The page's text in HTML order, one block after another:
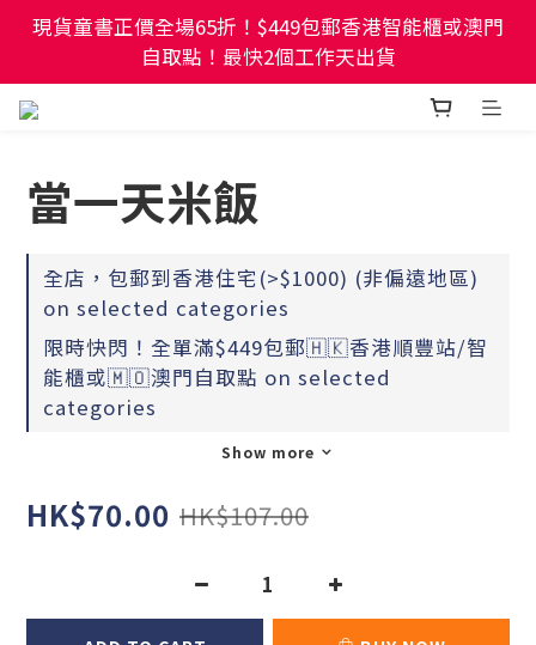
現貨童書正價全場65折！$449包郵香港智能櫃或澳門
自取點！最快2個工作天出貨
現貨童書正價全場65折！$449包郵香港智能櫃或澳門
自取點！最快2個工作天出貨
幼稚園及小學試卷/練習📚任選3件85折🌟5件75折
現貨童書正價全場65折！$449包郵香港智能櫃或澳門
自取點！最快2個工作天出貨
當一天米飯
全店，包郵到香港住宅(>$1000) (非偏遠地區)
on selected categories
限時快閃！全單滿$449包郵🇭🇰香港順豐站/智
能櫃或🇲🇴澳門自取點 on selected
categories
Show more
HK$70.00 HK$107.00